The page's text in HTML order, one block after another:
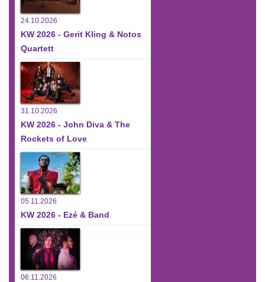
24.10.2026
KW 2026 - Gerit Kling & Notos
Quartett
31.10.2026
KW 2026 - John Diva & The
Rockets of Love
05.11.2026
KW 2026 - Ezé & Band
06.11.2026